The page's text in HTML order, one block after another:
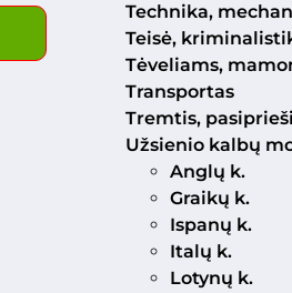
Technika,
Teisė,
Tėveliams,
Transportas
Tremtis,
Užsienio kalbų
Anglų k.
Graikų k.
Ispanų k.
Italų k.
Lotynų k.